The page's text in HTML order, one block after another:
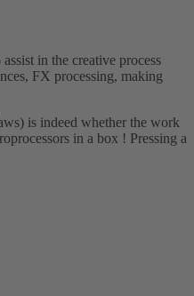
in the creative process
FX processing, making
is indeed whether the work
in a box ! Pressing a